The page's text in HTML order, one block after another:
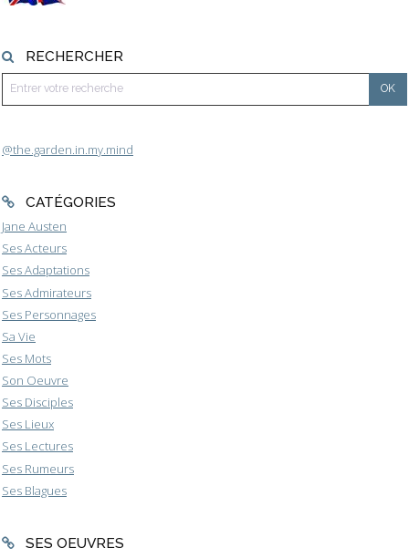
RECHERCHER
@the.garden.in.my.mind
CATÉGORIES
Jane Austen
Ses Acteurs
Ses Adaptations
Ses Admirateurs
Ses Personnages
Sa Vie
Ses Mots
Son Oeuvre
Ses Disciples
Ses Lieux
Ses Lectures
Ses Rumeurs
Ses Blagues
SES OEUVRES